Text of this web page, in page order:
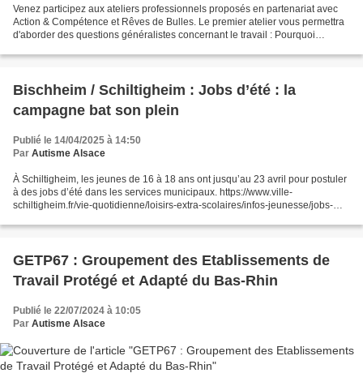
Venez participez aux ateliers professionnels proposés en partenariat avec
Action & Compétence et Rêves de Bulles. Le premier atelier vous permettra
d'aborder des questions généralistes concernant le travail : Pourquoi
Bischheim / Schiltigheim : Jobs d’été : la
campagne bat son plein
Publié le 14/04/2025 à 14:50
Par Autisme Alsace
À Schiltigheim, les jeunes de 16 à 18 ans ont jusqu’au 23 avril pour postuler
à des jobs d’été dans les services municipaux. https://www.ville-
schiltigheim.fr/vie-quotidienne/loisirs-extra-scolaires/infos-jeunesse/jobs-
GETP67 : Groupement des Etablissements de
Travail Protégé et Adapté du Bas-Rhin
Publié le 22/07/2024 à 10:05
Par Autisme Alsace